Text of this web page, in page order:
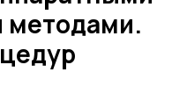
методами.